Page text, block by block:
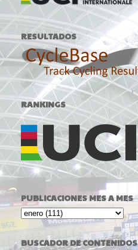
RESULTADOS
RANKINGS
PUBLICACIONES MES A MES
BUSCADOR DE CONTENIDOS